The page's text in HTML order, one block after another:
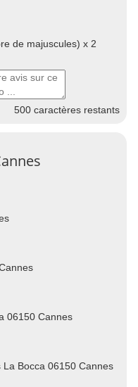
de majuscules) x 2
500 caractères restants
06150 Cannes
La Bocca 06150 Cannes